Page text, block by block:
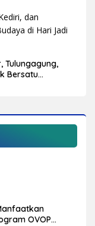
Tulungagung,
Bersatu
OVOP